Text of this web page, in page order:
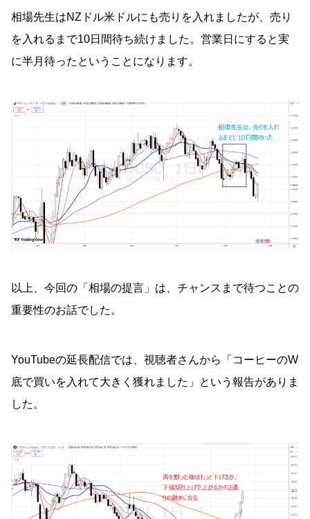
相場先生はNZドル米ドルにも売りを入れましたが、売り
を入れるまで10日間待ち続けました。営業日にすると実
に半月待ったということになります。
以上、今回の「相場の提言」は、チャンスまで待つことの
重要性のお話でした。
YouTubeの延長配信では、視聴者さんから「コーヒーのW
底で買いを入れて大きく獲れました」という報告がありま
した。